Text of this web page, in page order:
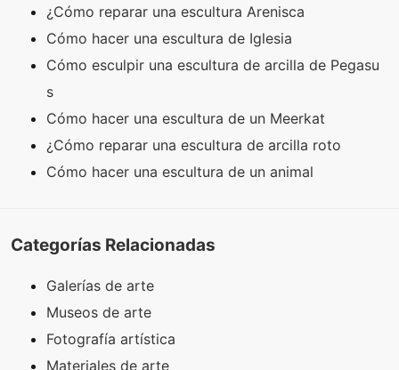
¿Cómo reparar una escultura Arenisca
Cómo hacer una escultura de Iglesia
Cómo esculpir una escultura de arcilla de Pegasu
s
Cómo hacer una escultura de un Meerkat
¿Cómo reparar una escultura de arcilla roto
Cómo hacer una escultura de un animal
Categorías Relacionadas
Galerías de arte
Museos de arte
Fotografía artística
Materiales de arte